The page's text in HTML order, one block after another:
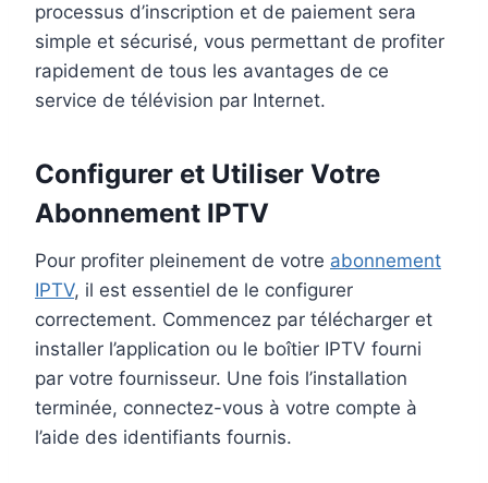
processus d’inscription et de paiement sera
simple et sécurisé, vous permettant de profiter
rapidement de tous les avantages de ce
service de télévision par Internet.
Configurer et Utiliser Votre
Abonnement IPTV
Pour profiter pleinement de votre abonnement
IPTV, il est essentiel de le configurer
correctement. Commencez par télécharger et
installer l’application ou le boîtier IPTV fourni
par votre fournisseur. Une fois l’installation
terminée, connectez-vous à votre compte à
l’aide des identifiants fournis.